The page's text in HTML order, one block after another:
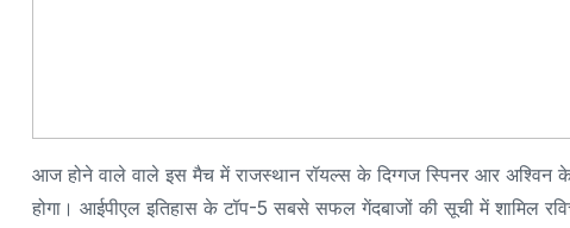
आज होने वाले वाले इस मैच में राजस्थान रॉयल्स के दिग्गज स्पिनर आर अश्विन
होगा। आईपीएल इतिहास के टॉप-5 सबसे सफल गेंदबाजों की सूची में शामिल